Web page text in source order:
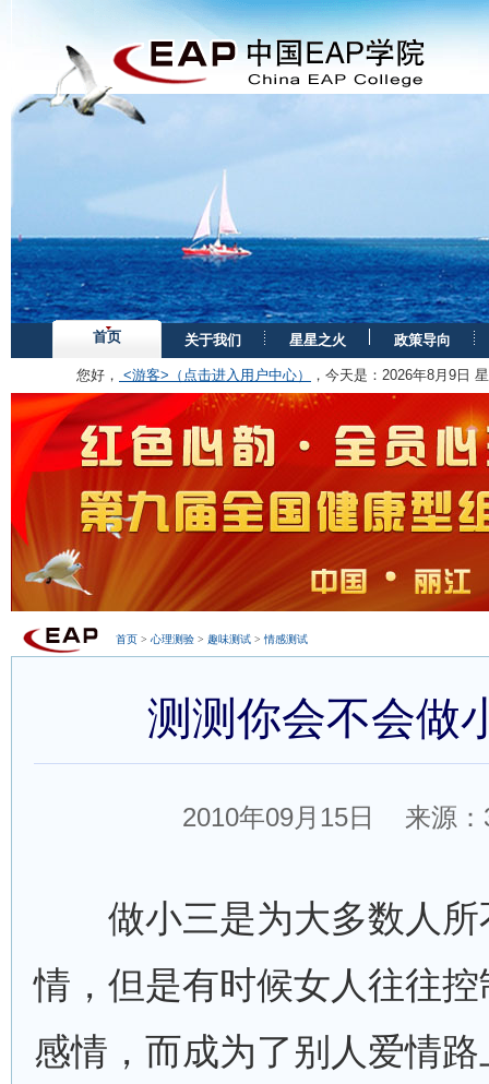
首页 关于我们 星星之火 政策导向
您好， <游客>（点击进入用户中心） ，今天是： 2026年8月
首页 > 心理测验 > 趣味测试 > 情感测试
测测你会不会做
2010年09月15日 来源：
做小三是为大多数人所
情，但是有时候女人往往
感情，而成为了别人爱情路